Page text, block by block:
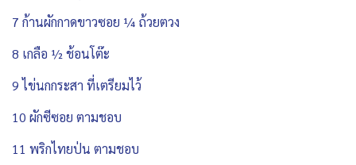
7 ก้านผักกาดขาวซอย ¼ ถ้วยตวง
8 เกลือ ½ ช้อนโต๊ะ
9 ไข่นกกระสา ที่เตรียมไว้
10 ผักซีซอย ตามชอบ
11 พริกไทยป่น ตามชอบ